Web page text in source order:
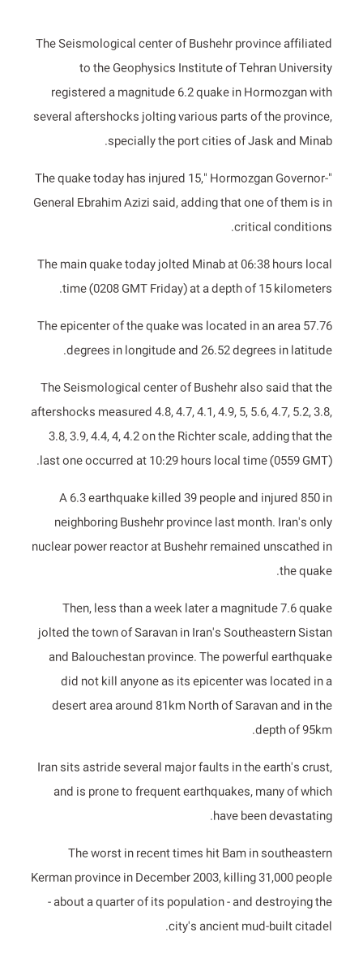
The Seismological center of Bushehr province affiliated
to the Geophysics Institute of Tehran University
registered a magnitude 6.2 quake in Hormozgan with
several aftershocks jolting various parts of the province,
specially the port cities of Jask and Minab.
"The quake today has injured 15," Hormozgan Governor-
General Ebrahim Azizi said, adding that one of them is in
critical conditions.
The main quake today jolted Minab at 06:38 hours local
time (0208 GMT Friday) at a depth of 15 kilometers.
The epicenter of the quake was located in an area 57.76
degrees in longitude and 26.52 degrees in latitude.
The Seismological center of Bushehr also said that the
aftershocks measured 4.8, 4.7, 4.1, 4.9, 5, 5.6, 4.7, 5.2, 3.8,
3.8, 3.9, 4.4, 4, 4.2 on the Richter scale, adding that the
last one occurred at 10:29 hours local time (0559 GMT).
A 6.3 earthquake killed 39 people and injured 850 in
neighboring Bushehr province last month. Iran's only
nuclear power reactor at Bushehr remained unscathed in
the quake.
Then, less than a week later a magnitude 7.6 quake
jolted the town of Saravan in Iran's Southeastern Sistan
and Balouchestan province. The powerful earthquake
did not kill anyone as its epicenter was located in a
desert area around 81km North of Saravan and in the
depth of 95km.
Iran sits astride several major faults in the earth's crust,
and is prone to frequent earthquakes, many of which
have been devastating.
The worst in recent times hit Bam in southeastern
Kerman province in December 2003, killing 31,000 people
- about a quarter of its population - and destroying the
city's ancient mud-built citadel.